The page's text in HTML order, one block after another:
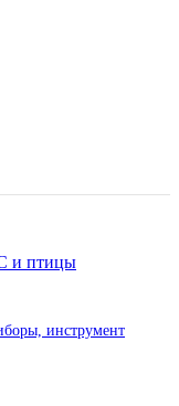
и птицы
инструмент